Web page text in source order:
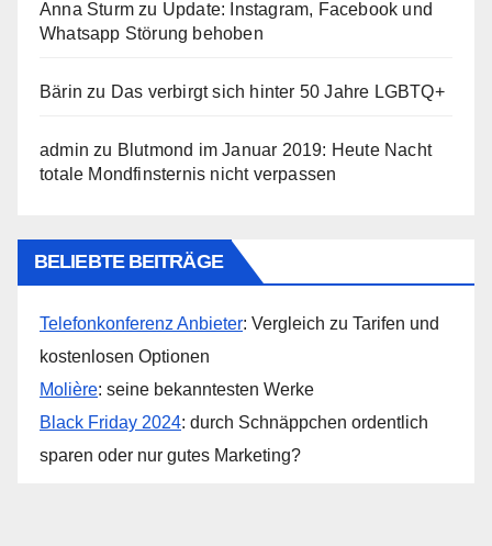
Anna Sturm zu Update: Instagram, Facebook und
Whatsapp Störung behoben
Bärin zu Das verbirgt sich hinter 50 Jahre LGBTQ+
admin zu Blutmond im Januar 2019: Heute Nacht
totale Mondfinsternis nicht verpassen
BELIEBTE BEITRÄGE
Telefonkonferenz Anbieter: Vergleich zu Tarifen und
kostenlosen Optionen
Molière: seine bekanntesten Werke
Black Friday 2024: durch Schnäppchen ordentlich
sparen oder nur gutes Marketing?